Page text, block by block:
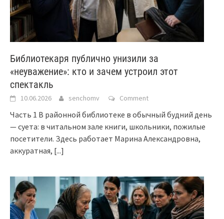
Библиотекаря публично унизили за
«неуважение»: кто и зачем устроил этот
спектакль
10.06.2026 senchomv Comment
Часть 1 В районной библиотеке в обычный будний день
— суета: в читальном зале книги, школьники, пожилые
посетители. Здесь работает Марина Александровна,
аккуратная, [...]